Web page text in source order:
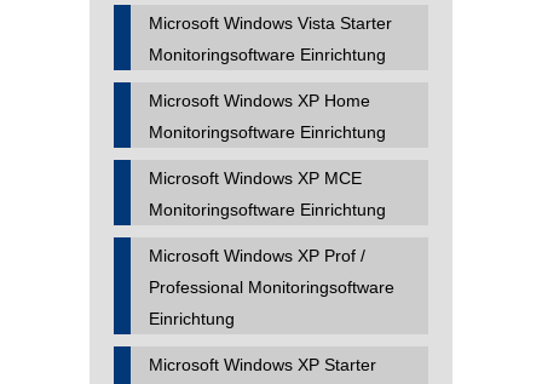
Microsoft Windows Vista Starter
Monitoringsoftware Einrichtung
Microsoft Windows XP Home
Monitoringsoftware Einrichtung
Microsoft Windows XP MCE
Monitoringsoftware Einrichtung
Microsoft Windows XP Prof /
Professional Monitoringsoftware
Einrichtung
Microsoft Windows XP Starter